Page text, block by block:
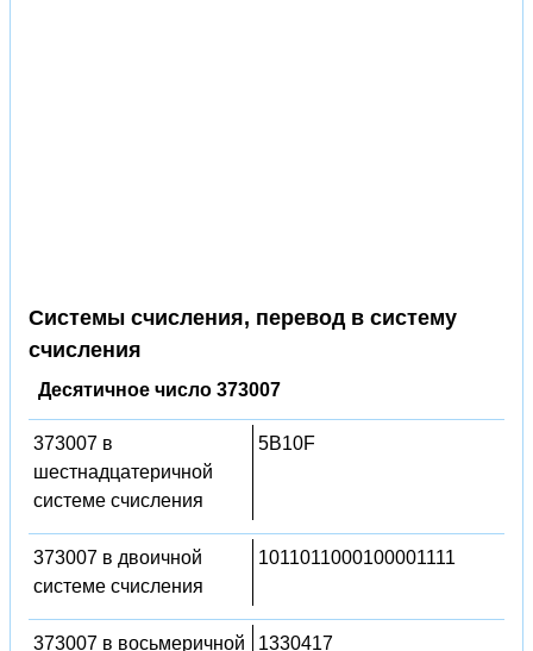
Системы счисления, перевод в систему
счисления
Десятичное число 373007
373007 в
шестнадцатеричной
системе счисления
5B10F
373007 в двоичной
системе счисления
1011011000100001111
373007 в восьмеричной
1330417